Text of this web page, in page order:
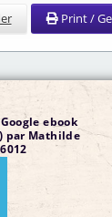
Print /
ebook
par Mathilde